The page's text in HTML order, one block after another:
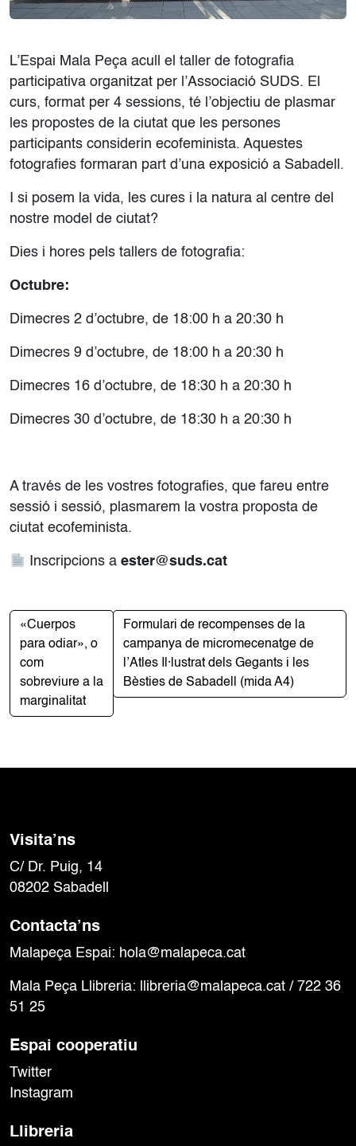
L’Espai Mala Peça acull el taller de fotografia
participativa organitzat per l’Associació SUDS. El
curs, format per 4 sessions, té l’objectiu de plasmar
les propostes de la ciutat que les persones
participants considerin ecofeminista. Aquestes
fotografies formaran part d’una exposició a Sabadell.
I si posem la vida, les cures i la natura al centre del
nostre model de ciutat?
Dies i hores pels tallers de fotografia:
Octubre:
Dimecres 2 d’octubre, de 18:00 h a 20:30 h
Dimecres 9 d’octubre, de 18:00 h a 20:30 h
Dimecres 16 d’octubre, de 18:30 h a 20:30 h
Dimecres 30 d’octubre, de 18:30 h a 20:30 h
A través de les vostres fotografies, que fareu entre
sessió i sessió, plasmarem la vostra proposta de
ciutat ecofeminista.
Inscripcions aester@suds.cat
«Cuerpos
para odiar», o
com
sobreviure a la
marginalitat
Formulari de recompenses de la
campanya de micromecenatge de
l’Atles Il·lustrat dels Gegants i les
Bèsties de Sabadell (mida A4)
Visita’ns
C/ Dr. Puig, 14
08202 Sabadell
Contacta’ns
Malapeça Espai: hola@malapeca.cat
Mala Peça Llibreria: llibreria@malapeca.cat / 722 36
51 25
Espai cooperatiu
Twitter
Instagram
Llibreria